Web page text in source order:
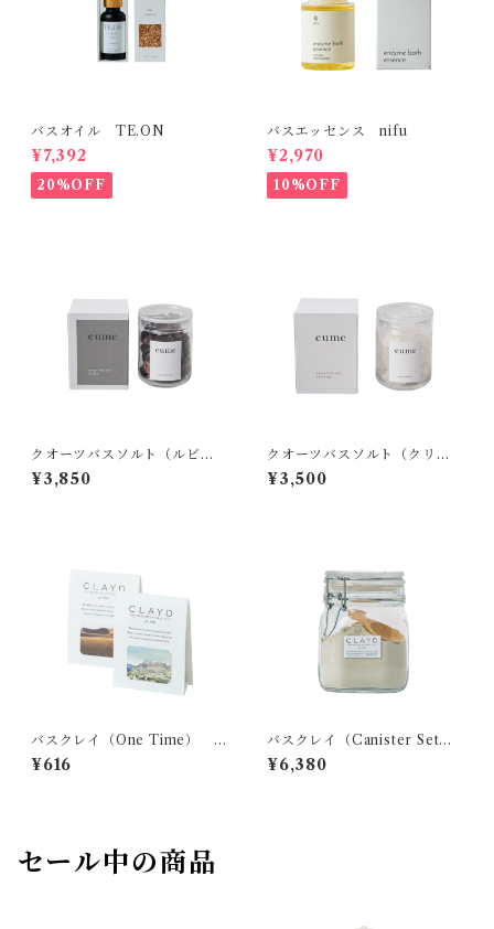
バスオイル TE.ON
¥7,392
20%OFF
バスエッセンス nifu
¥2,970
10%OFF
クオーツバスソルト（ルビ
ー） eume
¥3,850
クオーツバスソルト（クリス
タル/コーラル） eume
¥3,500
バスクレイ（One Time） C
LAYD
¥616
バスクレイ（Canister Set）
CLAYD
¥6,380
セール中の商品